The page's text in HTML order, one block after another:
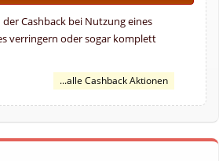
Cashback bei Nutzung eines
verringern oder sogar komplett
...alle Cashback Aktionen